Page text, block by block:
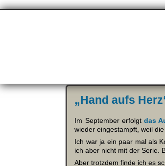
„Hand aufs
Im September erfolgt das
wieder eingestampft, weil
Ich war ja ein paar mal als
ich aber nicht mit der Serie.
Aber trotzdem finde ich es